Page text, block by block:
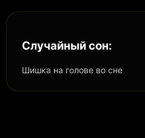
Случайный сон:
Шишка на голове во сне